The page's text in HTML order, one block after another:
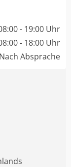
- 19:00 Uhr
- 18:00 Uhr
Nach Absprache